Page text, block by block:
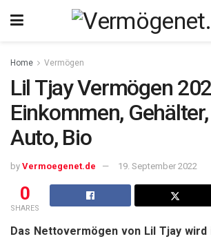
Home Vermögen
Lil Tjay Vermögen
Einkommen,
Auto, Bio
by Vermoegenet.de 19. September 2022
0
SHARES
Das Nettovermögen von Lil Tjay wird